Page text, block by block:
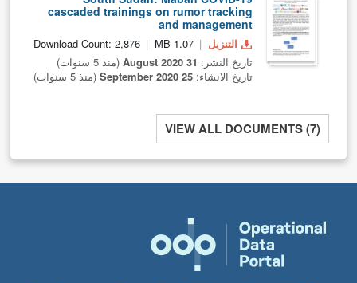
cascaded trainings on rumor tracking
and management
التنزيل 1.07 MB
Download Count: 2,876
تاريخ النشر: 31 August 2020
(منذ 5 سنوات)
تاريخ الانشاء: 25 September 2020 (منذ 5 سنوات)
VIEW ALL DOCUMENTS (7)